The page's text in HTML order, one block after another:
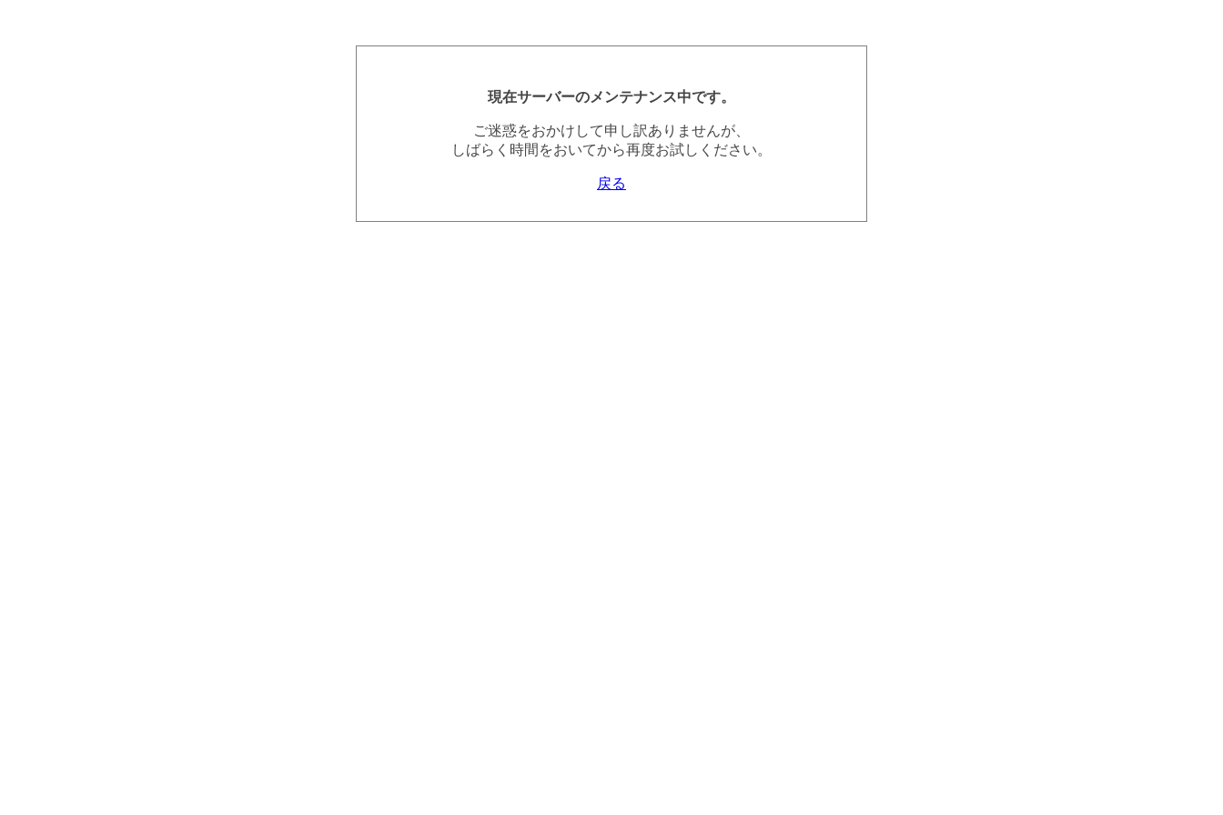
現在サーバーのメンテナンス中です。
ご迷惑をおかけして申し訳ありませんが、
しばらく時間をおいてから再度お試しください。
戻る